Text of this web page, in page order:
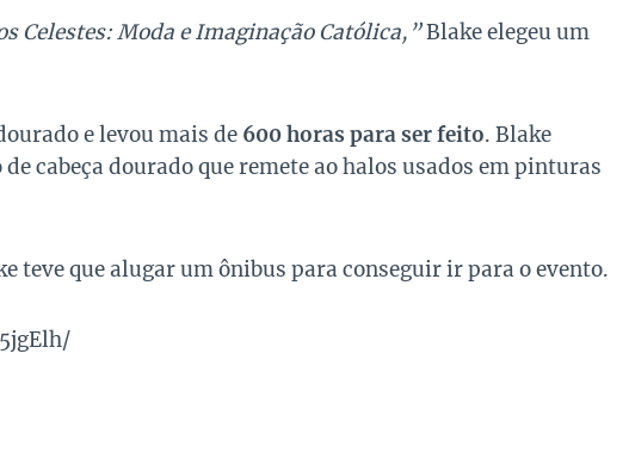
Celestes: Moda e Imaginação Católica,”Blake elegeu um
e levou mais de 600 horas para ser feito. Blake
cabeça dourado que remete ao halos usados em pinturas
teve que alugar um ônibus para conseguir ir para o evento.